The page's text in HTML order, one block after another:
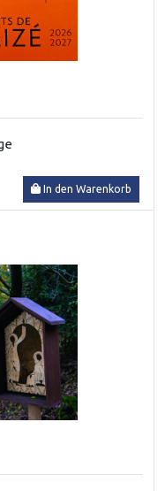
In den Warenkorb